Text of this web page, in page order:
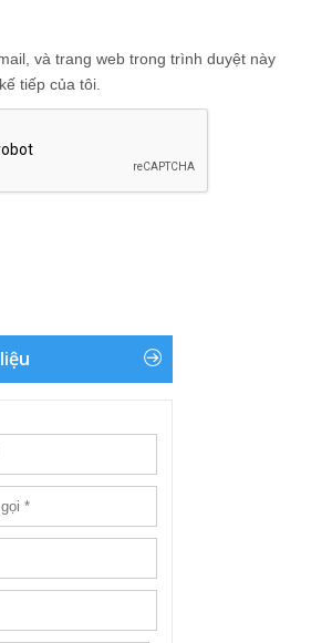
và trang web trong trình duyệt này
tiếp của tôi.